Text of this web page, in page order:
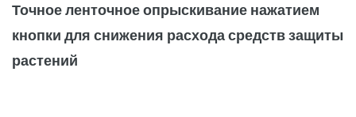
Точное ленточное опрыскивание нажатием
кнопки для снижения расхода средств защиты
растений